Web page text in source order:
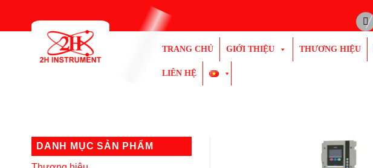
TRANG CHỦ GIỚI THIỆU THƯƠNG HIỆU
LIÊN HỆ
DANH MỤC SẢN PHẨM